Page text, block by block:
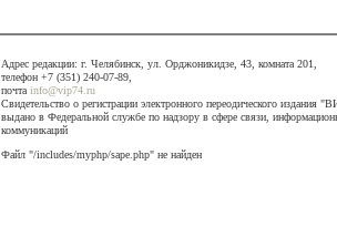
Адрес редакции: г. Челябинск, ул. Орджоникидзе, 43, комната 201,
телефон +7 (351) 240-07-89,
почта info@vip74.ru
Свидетельство о регистрации электронного переодического
выдано в Федеральной службе по надзору в сфере связи,
коммуникаций
Файл "/includes/myphp/sape.php" не найден